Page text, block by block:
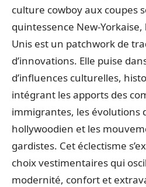
culture cowboy aux coupes
quintessence New-
Unis est un patchwork de
d’innovations. Elle puise
d’influences culturelles,
intégrant les apports des
immigrantes, les évolutions
hollywoodien et les
gardistes. Cet éclectisme
choix vestimentaires qui
modernité, confort et